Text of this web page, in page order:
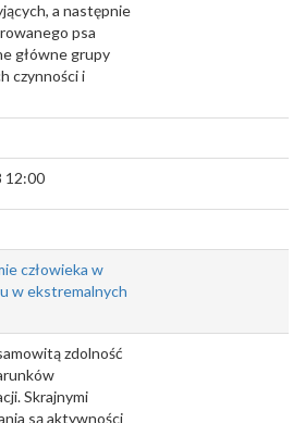
a następnie
psa
główne grupy
czynności i
12:00
człowieka w
w ekstremalnych
zdolność
Skrajnymi
są aktywności